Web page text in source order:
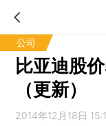
公司
比亚迪股
（更新）
2014年12月18日